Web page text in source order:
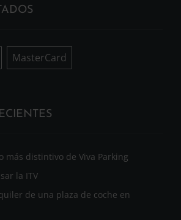
MasterCard
más distintivo de Viva Parking
la ITV
de una plaza de coche en